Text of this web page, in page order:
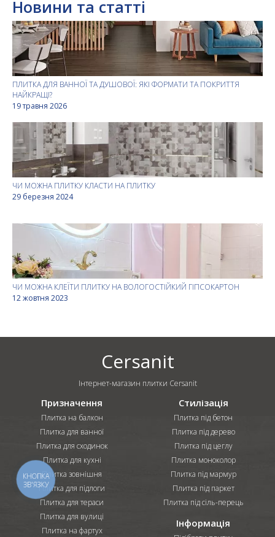
Новини та статті
ПЛИТКА ДЛЯ ВАННОЇ ТА ДУШОВОЇ: ЯКІ ФОРМАТИ ТА ПОКРИТТЯ
НАЙКРАЩІ?
19 травня 2026
ЧИ МОЖНА ПЛИТКУ КЛАСТИ НА ПЛИТКУ
29 березня 2024
ЧИ МОЖНА КЛЕЇТИ ПЛИТКУ НА ВОЛОГОСТІЙКИЙ ГІПСОКАРТОН
12 жовтня 2023
Cersanit
Інтернет-магазин плитки Cersanit
Призначення
Плитка на балкон
Плитка для ванної
Плитка для сходинок
Плитка для кухні
Плитка зовнішня
Плитка для підлоги
Плитка для тераси
Плитка для вулиці
Плитка на фартух
Стилізація
Плитка під бетон
Плитка під дерево
Плитка під цеглу
Плитка моноколор
Плитка під мармур
Плитка під паркет
Плитка під сіль-перець
Інформація
КНОПКА
ЗВ'ЯЗКУ